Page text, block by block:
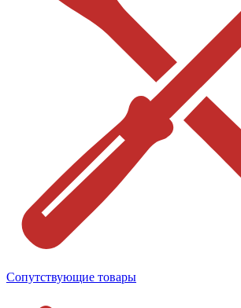
Сопутствующие товары